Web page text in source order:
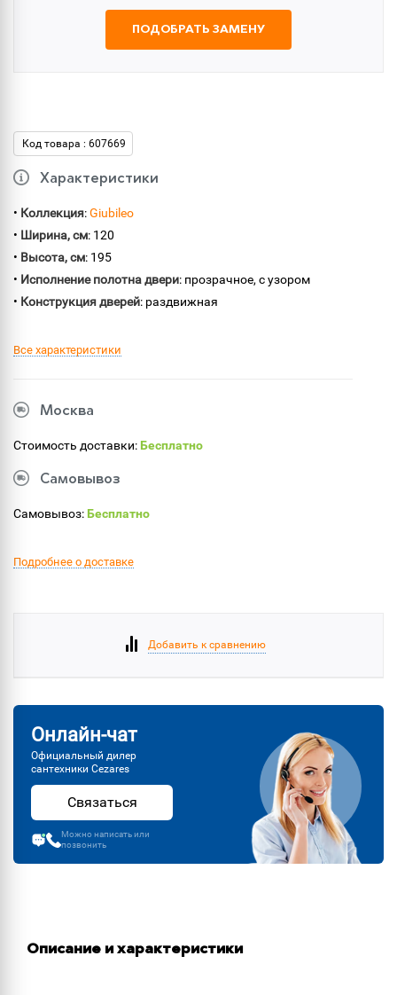
ПОДОБРАТЬ ЗАМЕНУ
Код товара : 607669
Характеристики
• Коллекция:Giubileo
• Ширина, см: 120
• Высота, см: 195
• Исполнение полотна двери: прозрачное, с узором
• Конструкция дверей: раздвижная
Все характеристики
Москва
Стоимость доставки:Бесплатно
Самовывоз
Самовывоз:Бесплатно
Подробнее о доставке
Добавить к сравнению
Онлайн-чат
Официальный дилер
сантехники Cezares
Связаться
Можно написать или
позвонить
Описание и характеристики